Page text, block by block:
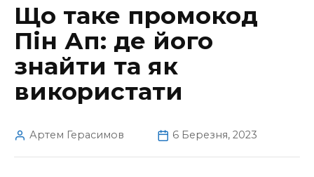
Що таке промокод
Пін Ап: де його
знайти та як
використати
Артем Герасимов 6 Березня, 2023